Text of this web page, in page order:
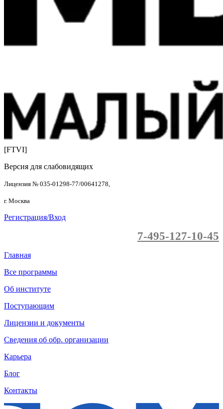
[FTVI]
Версия для слабовидящих
Лицензия № 035-01298-77/00641278,
г. Москва
Регистрация/Вход
7-495-127-10-45
Главная
Все программы
Об институте
Поступающим
Лицензии и документы
Сведения об обр. организации
Карьера
Блог
Контакты